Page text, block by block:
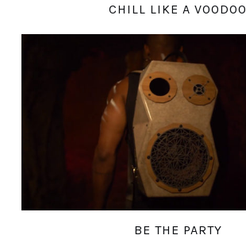
CHILL LIKE A VOODOO
BE THE PARTY